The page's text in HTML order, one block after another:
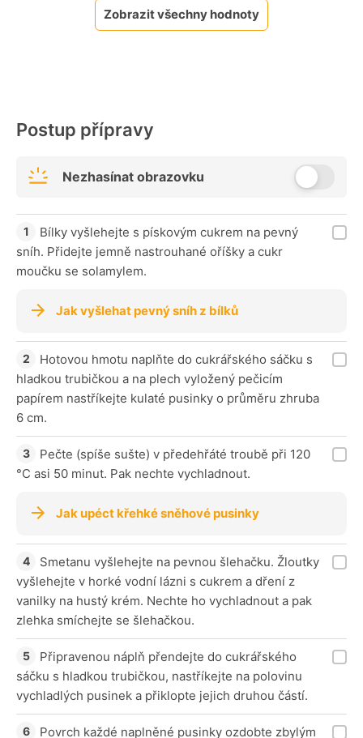
Zobrazit všechny hodnoty
Postup přípravy
Nezhasínat obrazovku
Bílky vyšlehejte s pískovým cukrem na pevný
sníh. Přidejte jemně nastrouhané oříšky a cukr
moučku se solamylem.
Jak vyšlehat pevný sníh z bílků
Hotovou hmotu naplňte do cukrářského sáčku s
hladkou trubičkou a na plech vyložený pečicím
papírem nastříkejte kulaté pusinky o průměru zhruba
6 cm.
Pečte (spíše sušte) v předehřáté troubě při 120
°C asi 50 minut. Pak nechte vychladnout.
Jak upéct křehké sněhové pusinky
Smetanu vyšlehejte na pevnou šlehačku. Žloutky
vyšlehejte v horké vodní lázni s cukrem a dření z
vanilky na hustý krém. Nechte ho vychladnout a pak
zlehka smíchejte se šlehačkou.
Připravenou náplň přendejte do cukrářského
sáčku s hladkou trubičkou, nastříkejte na polovinu
vychladlých pusinek a přiklopte jejich druhou částí.
Povrch každé naplněné pusinky ozdobte zbylým